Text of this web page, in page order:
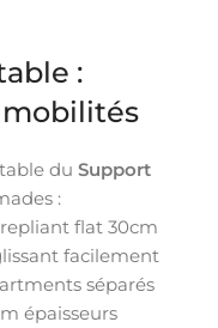
:
du Support
:
flat 30cm
facilement
séparés
épaisseurs